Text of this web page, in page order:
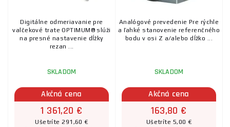
Digitálne odmeriavanie pre
valčekové trate OPTIMUM® slúži
na presné nastavenie dĺžky
rezan ...
SKLADOM
Akčná cena
1 361,20 €
Ušetríte 291,60 €
Analógové prevedenie Pre rýchle
a ľahké stanovenie referenčného
bodu v osi Z a/alebo dĺžko ...
SKLADOM
Akčná cena
163,80 €
Ušetríte 5,00 €